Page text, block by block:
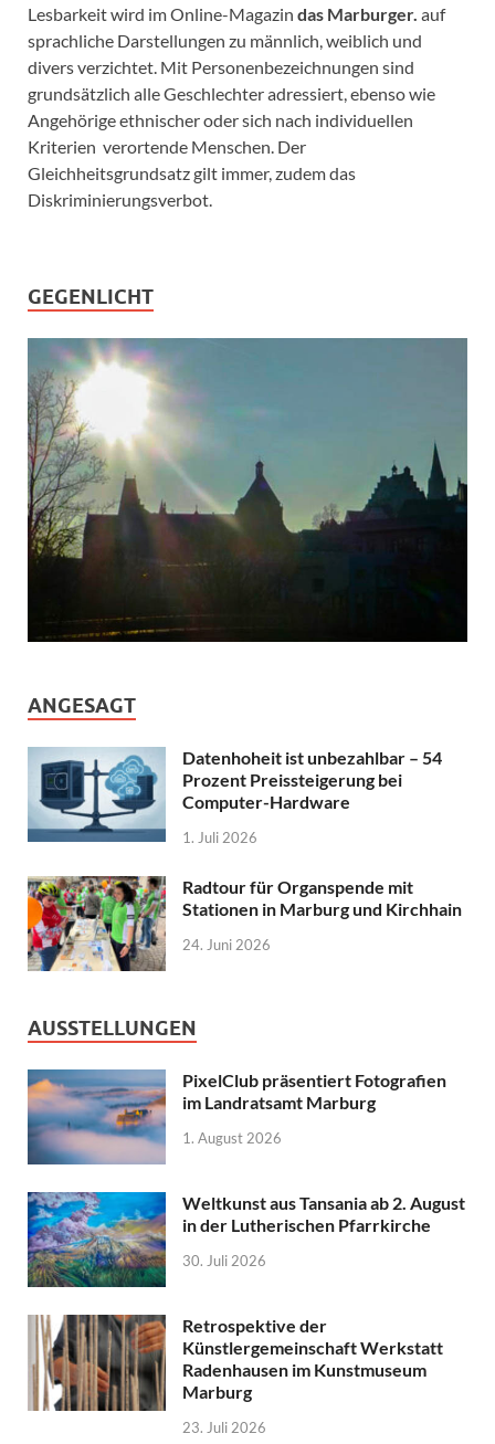
Lesbarkeit wird im Online-Magazin das Marburger. auf
sprachliche Darstellungen zu männlich, weiblich und
divers verzichtet. Mit Personenbezeichnungen sind
grundsätzlich alle Geschlechter adressiert, ebenso wie
Angehörige ethnischer oder sich nach individuellen
Kriterien verortende Menschen. Der
Gleichheitsgrundsatz gilt immer, zudem das
Diskriminierungsverbot.
GEGENLICHT
ANGESAGT
Datenhoheit ist unbezahlbar – 54
Prozent Preissteigerung bei
Computer-Hardware
1. Juli 2026
Radtour für Organspende mit
Stationen in Marburg und Kirchhain
24. Juni 2026
AUSSTELLUNGEN
PixelClub präsentiert Fotografien
im Landratsamt Marburg
1. August 2026
Weltkunst aus Tansania ab 2. August
in der Lutherischen Pfarrkirche
30. Juli 2026
Retrospektive der
Künstlergemeinschaft Werkstatt
Radenhausen im Kunstmuseum
Marburg
23. Juli 2026